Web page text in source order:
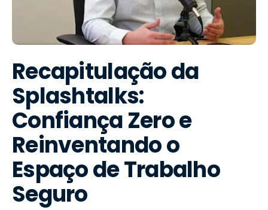
Recapitulação da
Splashtalks:
Confiança Zero e
Reinventando o
Espaço de Trabalho
Seguro